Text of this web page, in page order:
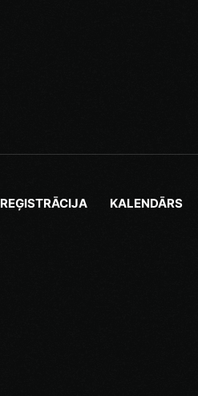
REĢISTRĀCIJA KALENDĀRS